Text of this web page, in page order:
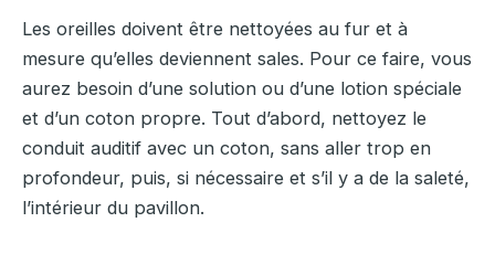
Les oreilles doivent être nettoyées au fur et à
mesure qu’elles deviennent sales. Pour ce faire, vous
aurez besoin d’une solution ou d’une lotion spéciale
et d’un coton propre. Tout d’abord, nettoyez le
conduit auditif avec un coton, sans aller trop en
profondeur, puis, si nécessaire et s’il y a de la saleté,
l’intérieur du pavillon.